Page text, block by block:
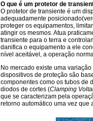
O que é um protetor de
O protetor de transiente é um
adequadamente
proteger os equipamentos,
atingir os mesmos. Atua
transiente para o terra e
danifica o equipamento a ele
nível aceitável, a operação
No mercado existe uma
dispositivos de proteção são
componentes como os tubos de
diodos de cortes (Clamping
que se caracterizam pela
retorno automático uma vez que